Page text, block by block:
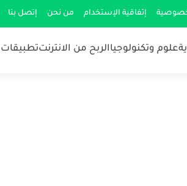
إتفاقية الإستخدام من نحن إتصل بنا
علوم وتكنولوجياالربح من الانترنتتطبيقات